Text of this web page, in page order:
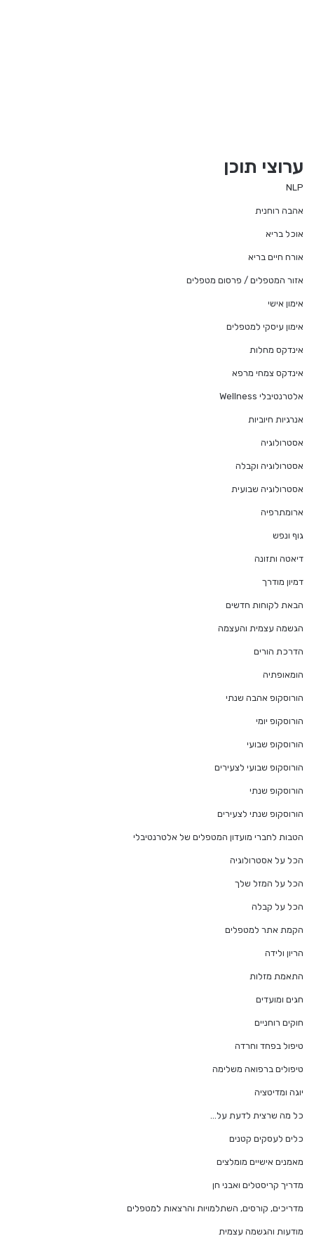
ערוצי תוכן
NLP
אהבה רוחנית
אוכל בריא
אורח חיים בריא
אזור המטפלים / פרסום מטפלים
אימון אישי
אימון עיסקי למטפלים
אינדקס מחלות
אינדקס צמחי מרפא
אלטרנטיבלי Wellness
אנרגיות חיוביות
אסטרולוגיה
אסטרולוגיה וקבלה
אסטרולוגיה שבועית
ארומתרפיה
גוף ונפש
דיאטה ותזונה
דמיון מודרך
הבאת לקוחות חדשים
הגשמה עצמית והעצמה
הדרכת הורים
הומאופתיה
הורוסקופ אהבה שנתי
הורוסקופ יומי
הורוסקופ שבועי
הורוסקופ שבועי לצעירים
הורוסקופ שנתי
הורוסקופ שנתי לצעירים
הטבות לחברי מועדון המטפלים של אלטרנטיבלי
הכל על אסטרולוגיה
הכל על המזל שלך
הכל על קבלה
הקמת אתר למטפלים
הריון ולידה
התאמת מזלות
חגים ומועדים
חוקים רוחניים
טיפול בפחד וחרדה
טיפולים ברפואה משלימה
יוגה ומדיטציה
כל מה שרצית לדעת על…
כלים לעסקים קטנים
מאמנים אישיים מומלצים
מדריך קריסטלים ואבני חן
מדריכים, קורסים, השתלמויות והרצאות למטפלים
מודעות והגשמה עצמית